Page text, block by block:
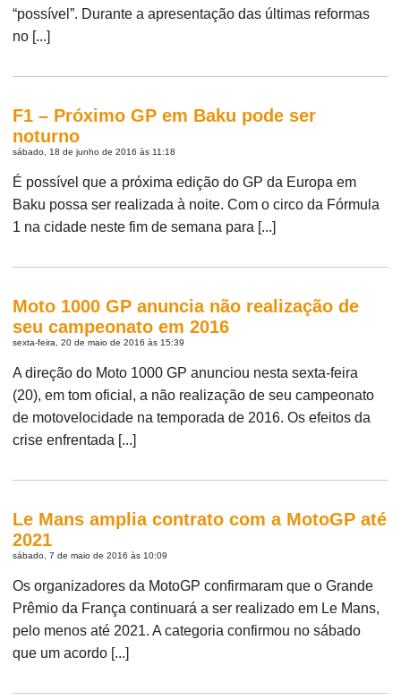
“possível”. Durante a apresentação das últimas reformas
no [...]
F1 – Próximo GP em Baku pode ser
noturno
sábado, 18 de junho de 2016 às 11:18
É possível que a próxima edição do GP da Europa em
Baku possa ser realizada à noite. Com o circo da Fórmula
1 na cidade neste fim de semana para [...]
Moto 1000 GP anuncia não realização de
seu campeonato em 2016
sexta-feira, 20 de maio de 2016 às 15:39
A direção do Moto 1000 GP anunciou nesta sexta-feira
(20), em tom oficial, a não realização de seu campeonato
de motovelocidade na temporada de 2016. Os efeitos da
crise enfrentada [...]
Le Mans amplia contrato com a MotoGP até
2021
sábado, 7 de maio de 2016 às 10:09
Os organizadores da MotoGP confirmaram que o Grande
Prêmio da França continuará a ser realizado em Le Mans,
pelo menos até 2021. A categoria confirmou no sábado
que um acordo [...]